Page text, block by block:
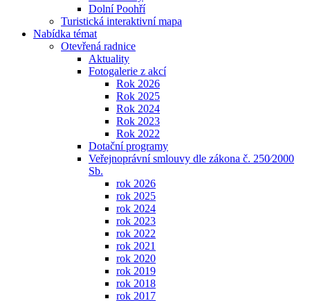
Dolní Poohří
Turistická interaktivní mapa
Nabídka témat
Otevřená radnice
Aktuality
Fotogalerie z akcí
Rok 2026
Rok 2025
Rok 2024
Rok 2023
Rok 2022
Dotační programy
Veřejnoprávní smlouvy dle zákona č. 250⁄2000
Sb.
rok 2026
rok 2025
rok 2024
rok 2023
rok 2022
rok 2021
rok 2020
rok 2019
rok 2018
rok 2017